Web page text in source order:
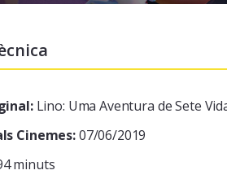
Lino: Uma Aventura de Sete
Cinemes:07/06/2019
minuts